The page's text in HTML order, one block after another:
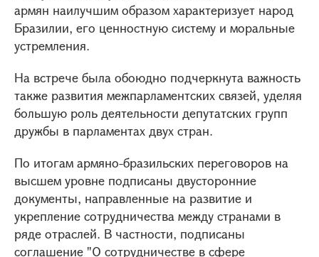
армян наилучшим образом характеризует народ
Бразилии, его ценностную систему и моральные
устремления.
На встрече была обоюдно подчеркнута важность
также развития межпарламентских связей, уделяя
большую роль деятельности депутатских групп
дружбы в парламентах двух стран.
По итогам армяно-бразильских переговоров на
высшем уровне подписаны двусторонние
документы, направленные на развитие и
укрепление сотрудничества между странами в
ряде отраслей. В частности, подписаны
соглашение "О сотрудничестве в сфере